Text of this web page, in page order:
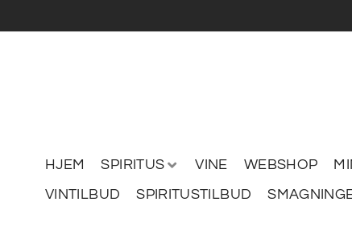
HJEM SPIRITUS VINE WEBSHOP
VINTILBUD
SPIRITUSTILBUD